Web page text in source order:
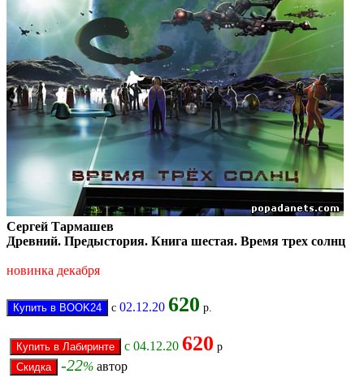
Сергей Тармашев
Древний. Предыстория. Книга шестая. Время трех солнц
новинка декабря
с 02.12.20 620 р.
c 04.12.20 620 р
-22% автор